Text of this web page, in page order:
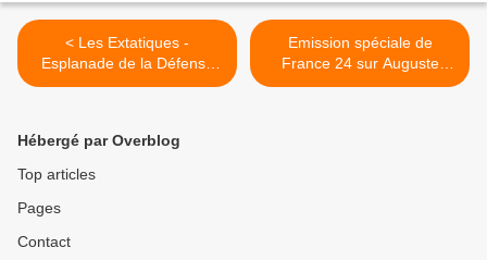
< Les Extatiques -
Esplanade de la Défense
(Premières)
Emission spéciale de
France 24 sur Auguste
Rodin >
Hébergé par Overblog
Top articles
Pages
Contact